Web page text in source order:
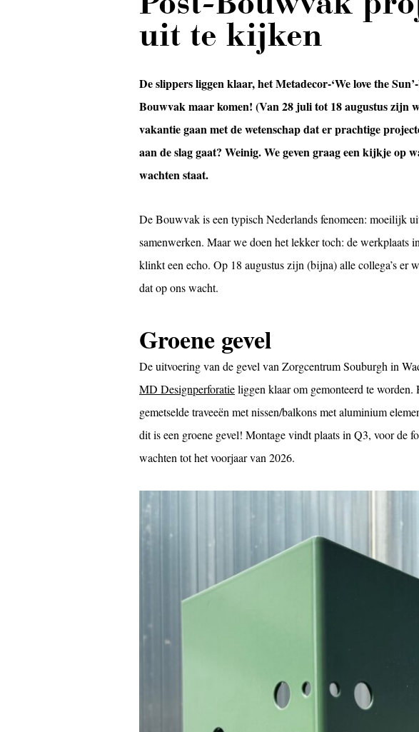
uit te kijken
De slippers liggen klaar, het Metadecor-‘We love the
Bouwvak maar komen! (Van 28 juli tot 18 augustus zijn
vakantie gaan met de wetenschap dat er prachtige
aan de slag gaat? Weinig. We geven graag een kijkje op
wachten staat.
De Bouwvak is een typisch Nederlands fenomeen: moeilijk
samenwerken. Maar we doen het lekker toch: de
klinkt een echo. Op 18 augustus zijn (bijna) alle collega’s er
dat op ons wacht.
Groene gevel
De uitvoering van de gevel van Zorgcentrum Souburgh in
MD Designperforatieliggen klaar om gemonteerd te worden.
gemetselde traveeën met nissen/balkons met aluminium
dit is een groene gevel! Montage vindt plaats in Q3, voor de
wachten tot het voorjaar van 2026.